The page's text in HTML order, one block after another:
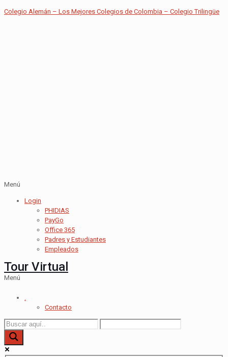
Colegio Alemán – Los Mejores Colegios de Colombia – Colegio Trilingüe
Menú
Login
PHIDIAS
PayGo
Office 365
Padres y Estudiantes
Empleados
Tour Virtual
Menú
.
Contacto